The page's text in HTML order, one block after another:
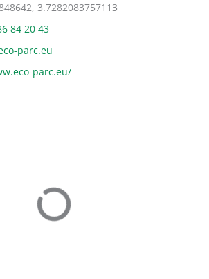
3.7282083757113
84 20 43
parc.eu
parc.eu/